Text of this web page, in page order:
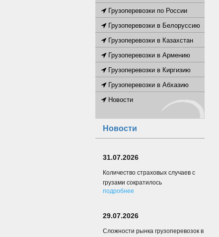
Грузоперевозки по России
Грузоперевозки в Белоруссию
Грузоперевозки в Казахстан
Грузоперевозки в Армению
Грузоперевозки в Киргизию
Грузоперевозки в Абхазию
Новости
Новости
31.07.2026
Количество страховых случаев с
грузами сократилось
подробнее
29.07.2026
Сложности рынка грузоперевозок в